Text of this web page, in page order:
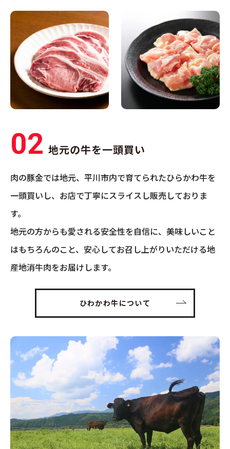
02 地元の牛を一頭買い
肉の豚金では地元、平川市内で育てられたひらかわ牛を
一頭買いし、お店で丁寧にスライスし販売しておりま
す。
地元の方からも愛される安全性を自信に、美味しいこと
はもちろんのこと、安心してお召し上がりいただける地
産地消牛肉をお届けします。
ひわかわ牛について